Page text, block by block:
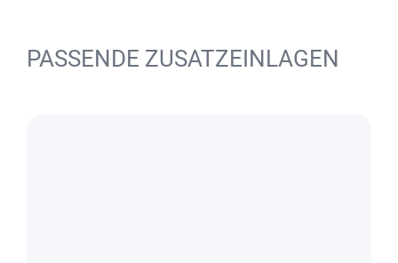
PASSENDE ZUSATZEINLAGEN